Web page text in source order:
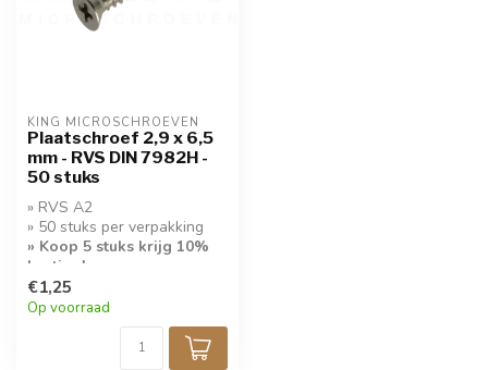
KING MICROSCHROEVEN
Plaatschroef 2,9 x 6,5
mm - RVS DIN 7982H -
50 stuks
» RVS A2
» 50 stuks per verpakking
» Koop 5 stuks krijg 10%
korting!
€1,25
Op voorraad